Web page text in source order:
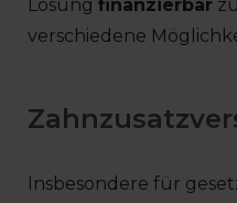
Lösung finanzierbar
verschiedene
Insbesondere für